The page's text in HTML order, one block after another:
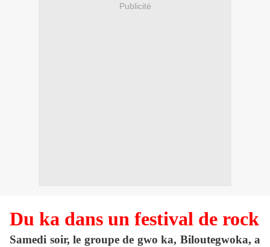
Publicité
Du ka dans un festival de rock
Samedi soir, le groupe de gwo ka, Biloutegwoka, a